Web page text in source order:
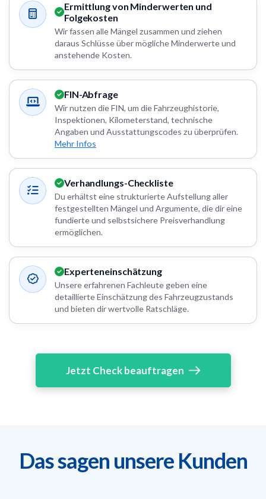
Ermittlung von Minderwerten und
Folgekosten
Wir fassen alle Mängel zusammen und ziehen
daraus Schlüsse über mögliche Minderwerte und
anstehende Kosten.
FIN-Abfrage
Wir nutzen die FIN, um die Fahrzeughistorie,
Inspektionen, Kilometerstand, technische
Angaben und Ausstattungscodes zu überprüfen.
Mehr Infos
Verhandlungs-Checkliste
Du erhältst eine strukturierte Aufstellung aller
festgestellten Mängel und Argumente, die dir eine
fundierte und selbstsichere Preisverhandlung
ermöglichen.
Experteneinschätzung
Unsere erfahrenen Fachleute geben eine
detaillierte Einschätzung des Fahrzeugzustands
und bieten dir wertvolle Ratschläge.
Jetzt Check beauftragen
Das sagen unsere Kunden